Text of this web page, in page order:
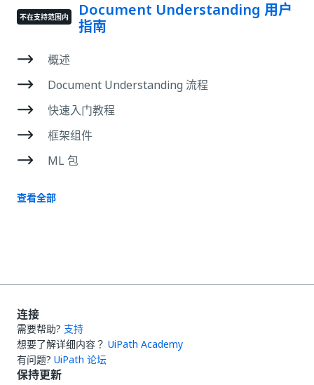
不在支持范围内
Document Understanding 用户
指南
概述
Document Understanding 流程
快速入门教程
框架组件
ML 包
查看全部
连接
需要帮助? 支持
想要了解详细内容？ UiPath Academy
有问题? UiPath 论坛
保持更新